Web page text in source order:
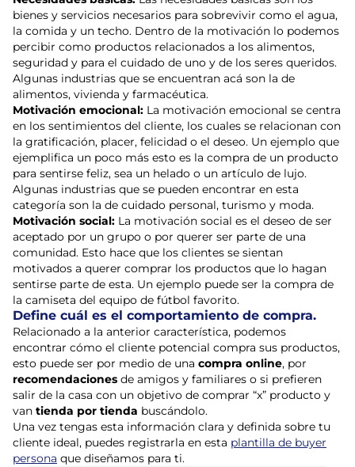
bienes y servicios necesarios para sobrevivir como el agua,
la comida y un techo. Dentro de la motivación lo podemos
percibir como productos relacionados a los alimentos,
seguridad y para el cuidado de uno y de los seres queridos.
Algunas industrias que se encuentran acá son la de
alimentos, vivienda y farmacéutica.
Motivación emocional: La motivación emocional se centra
en los sentimientos del cliente, los cuales se relacionan con
la gratificación, placer, felicidad o el deseo. Un ejemplo que
ejemplifica un poco más esto es la compra de un producto
para sentirse feliz, sea un helado o un artículo de lujo.
Algunas industrias que se pueden encontrar en esta
categoría son la de cuidado personal, turismo y moda.
Motivación social: La motivación social es el deseo de ser
aceptado por un grupo o por querer ser parte de una
comunidad. Esto hace que los clientes se sientan
motivados a querer comprar los productos que lo hagan
sentirse parte de esta. Un ejemplo puede ser la compra de
la camiseta del equipo de fútbol favorito.
Define cuál es el comportamiento de compra.
Relacionado a la anterior característica, podemos
encontrar cómo el cliente potencial compra sus productos,
esto puede ser por medio de una compra online, por
recomendaciones de amigos y familiares o si prefieren
salir de la casa con un objetivo de comprar “x” producto y
van tienda por tienda buscándolo.
Una vez tengas esta información clara y definida sobre tu
cliente ideal, puedes registrarla en esta plantilla de buyer
persona que diseñamos para ti.